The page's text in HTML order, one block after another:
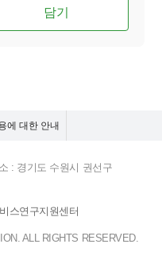
담기
에 대한 안내
: 경기도 수원시 권선구
스연구지원센터
ALL RIGHTS RESERVED.